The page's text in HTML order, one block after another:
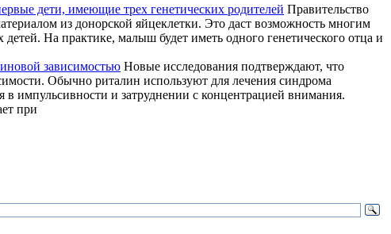
дети, имеющие трех генетических родителей Правительство
из донорской яйцеклетки. Это даст возможность многим
На практике, малыш будет иметь одного генетического отца и
зависимостью Новые исследования подтверждают, что
Обычно риталин используют для лечения синдрома
в импульсивности и затруднении с концентрацией внимания.
при